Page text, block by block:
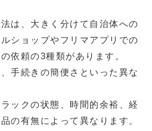
は、大きく分けて自治体への
ショップやフリマアプリでの
依頼の3種類があります。
手続きの簡便さといった異な
ックの状態、時間的余裕、経
の有無によって異なります。